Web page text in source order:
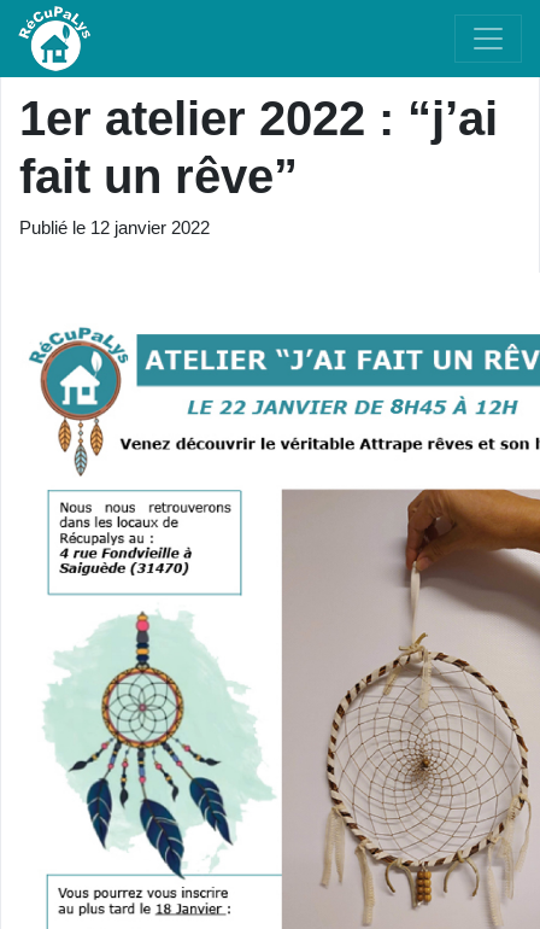
1er atelier 2022 : “j’ai
fait un rêve”
Publié le 12 janvier 2022